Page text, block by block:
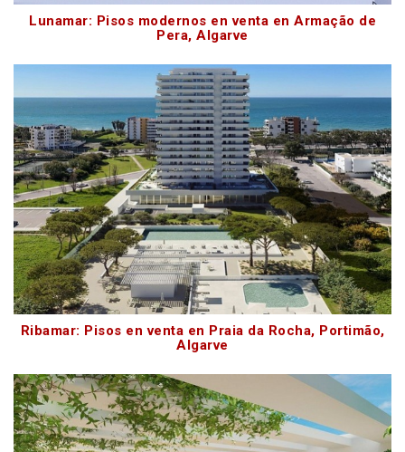
Lunamar: Pisos modernos en venta en Armação de
Pera, Algarve
Ribamar: Pisos en venta en Praia da Rocha, Portimão,
Algarve